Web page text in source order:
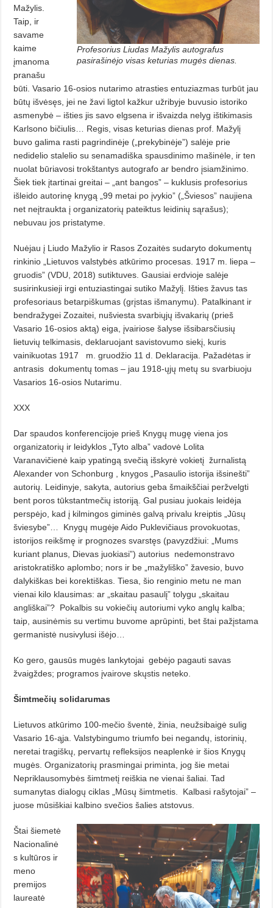
Profesorius Liudas Mažylis autografus
pasirašinėjo visas keturias mugės dienas.
Mažylis.
Taip, ir
savame
kaime
įmanoma
pranašu
būti. Vasario 16-osios nutarimo atrasties entuziazmas turbūt jau
būtų išvėsęs, jei ne žavi ligtol kažkur užribyje buvusio istoriko
asmenybė – išties jis savo elgsena ir išvaizda nelyg ištikimasis
Karlsono bičiulis… Regis, visas keturias dienas prof. Mažylį
buvo galima rasti pagrindinėje („prekybinėje”) salėje prie
nedidelio stalelio su senamadiška spausdinimo mašinėle, ir ten
nuolat būriavosi trokštantys autografo ar bendro įsiamžinimo.
Šiek tiek įtartinai greitai – „ant bangos” – kuklusis profesorius
išleido autorinę knygą „99 metai po įvykio” („Šviesos” naujiena
net neįtraukta į organizatorių pateiktus leidinių sąrašus);
nebuvau jos pristatyme.
Nuėjau į Liudo Mažylio ir Rasos Zozaitės sudaryto dokumentų
rinkinio „Lietuvos valstybės atkūrimo procesas. 1917 m. liepa –
gruodis” (VDU, 2018) sutiktuves. Gausiai erdvioje salėje
susirinkusieji irgi entuziastingai sutiko Mažylį. Išties žavus tas
profesoriaus betarpiškumas (grįstas išmanymu). Patalkinant ir
bendražygei Zozaitei, nušviesta svarbiųjų išvakarių (prieš
Vasario 16-osios aktą) eiga, įvairiose šalyse išsibars­čiusių
lietuvių telkimasis, deklaruojant savistovumo siekį, kuris
vainikuotas 1917
m. gruodžio 11 d. Deklaracija. Pažadėtas ir
antrasis dokumentų tomas – jau 1918-ųjų metų su svarbiuoju
Vasarios 16-osios Nutarimu.
XXX
Dar spaudos konferencijoje prieš Knygų mugę viena jos
organizatorių ir leidyklos „Tyto alba” vadovė Lolita
Varanavičienė kaip ypatingą svečią išskyrė vokietį žurnalistą
Alexander von Schonburg , knygos „Pasaulio istorija išsinešti”
autorių. Leidinyje, sakyta, autorius geba šmaikščiai peržvelgti
bent poros tūkstantmečių istoriją. Gal pusiau juokais leidėja
perspėjo, kad į kilmingos giminės galvą privalu kreiptis „Jūsų
šviesybe”…
Knygų mugėje Aido Puklevičiaus provokuotas,
istorijos reikšmę ir prognozes svarstęs (pavyzdžiui: „Mums
kuriant planus, Dievas juokiasi”) autorius nedemonstravo
aristokratiško aplombo; nors ir be „mažyliško” žavesio, buvo
dalykiškas bei korektiškas. Tiesa, šio renginio metu ne man
vienai kilo klausimas: ar „skaitau pasaulį” tolygu „skaitau
angliškai”? Pokalbis su vokiečių autoriumi vyko anglų kalba;
taip, ausinėmis su vertimu buvome aprūpinti, bet štai pažįstama
germanistė nusivylusi išėjo…
Ko gero, gausūs mugės lankytojai gebėjo pagauti savas
žvaigždes; programos įvairove skųstis neteko.
Šimtmečių solidarumas
Lietuvos atkūrimo 100-mečio šventė, žinia, neužsibaigė sulig
Vasario 16-ąja. Valstybingumo triumfo bei negandų,
istorinių,
neretai tragiškų, pervartų refleksijos neaplenkė ir šios Knygų
mugės. Organizatorių prasmingai priminta, jog šie metai
Nepriklausomybės šimtmetį reiškia ne vienai šaliai. Tad
sumanytas dialogų ciklas „Mūsų šimtmetis.
Kalbasi rašytojai” –
juose mūsiškiai kalbino svečios šalies atstovus.
Štai šiemetė
Nacionalinė
s kultūros ir
meno
premijos
laureatė